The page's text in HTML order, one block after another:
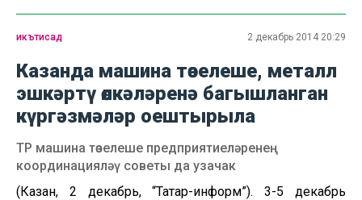
икътисад 2 декабрь 2014 20:29
Казанда машина төзелеше, металл
эшкәртү өлкәләренә багышланган
күргәзмәләр оештырыла
ТР машина төзелеше предприятиеләренең
координацияләү советы да узачак
(Казан, 2 декабрь, “Татар-информ”). 3-5 декабрь